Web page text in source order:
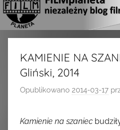
KAMIENIE NA
Gliński, 2014
Opublikowano 2014-03-17
Kamienie na szaniec